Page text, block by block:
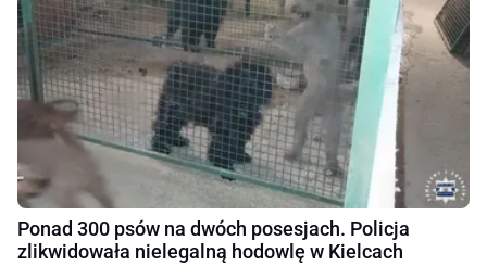
Ponad 300 psów na dwóch posesjach. Policja
zlikwidowała nielegalną hodowlę w Kielcach